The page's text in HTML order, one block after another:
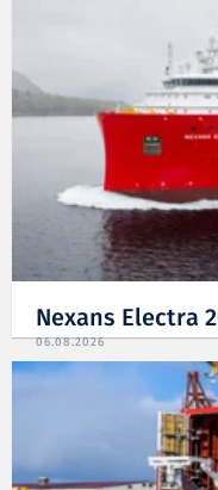
Nexans Electra
06.08.2026